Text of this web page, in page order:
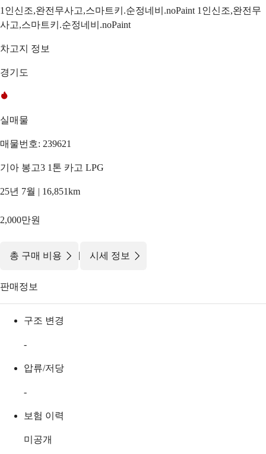
1인신조,완전무사고,스마트키.순정네비.noPaint 1인신조,완전무
사고,스마트키.순정네비.noPaint
차고지 정보
경기도
실매물
매물번호: 239621
기아 봉고3 1톤 카고 LPG
25년 7월 | 16,851km
2,000만원
총 구매 비용 | 시세 정보
판매정보
구조 변경
-
압류/저당
-
보험 이력
미공개